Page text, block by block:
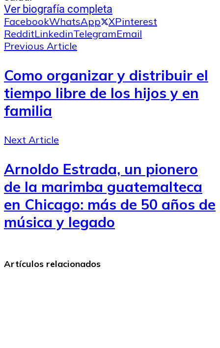
Ver biografía completa
FacebookWhatsApp XPinterest
RedditLinkedinTelegramEmail
Previous Article
Como organizar y distribuir el
tiempo libre de los hijos y en
familia
Next Article
Arnoldo Estrada, un pionero
de la marimba guatemalteca
en Chicago: más de 50 años de
música y legado
Artículos relacionados